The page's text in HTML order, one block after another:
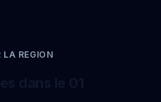
LA REGION